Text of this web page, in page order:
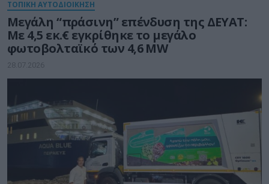
ΤΟΠΙΚΗ ΑΥΤΟΔΙΟΙΚΗΣΗ
Μεγάλη “πράσινη” επένδυση της ΔΕΥΑΤ:
Με 4,5 εκ.€ εγκρίθηκε το μεγάλο
φωτοβολταϊκό των 4,6 MW
28.07.2026